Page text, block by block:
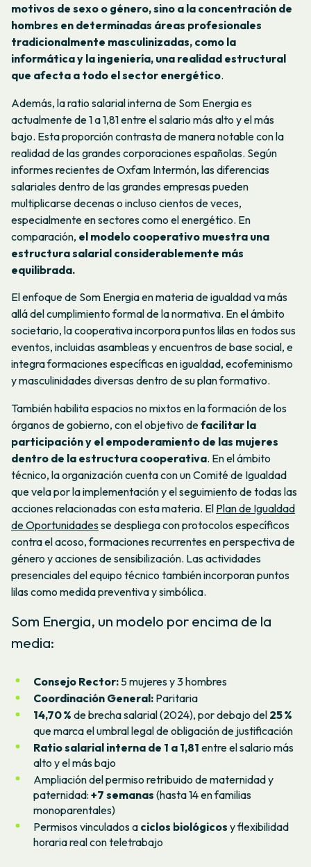
motivos de sexo o género, sino a la concentración de
hombres en determinadas áreas profesionales
tradicionalmente masculinizadas, como la
informática y la ingeniería, una realidad estructural
que afecta a todo el sector energético.
Además, la ratio salarial interna de Som Energia es
actualmente de 1 a 1,81 entre el salario más alto y el más
bajo. Esta proporción contrasta de manera notable con la
realidad de las grandes corporaciones españolas. Según
informes recientes de Oxfam Intermón, las diferencias
salariales dentro de las grandes empresas pueden
multiplicarse decenas o incluso cientos de veces,
especialmente en sectores como el energético. En
comparación, el modelo cooperativo muestra una
estructura salarial considerablemente más
equilibrada.
El enfoque de Som Energia en materia de igualdad va más
allá del cumplimiento formal de la normativa. En el ámbito
societario, la cooperativa incorpora puntos lilas en todos sus
eventos, incluidas asambleas y encuentros de base social, e
integra formaciones específicas en igualdad, ecofeminismo
y masculinidades diversas dentro de su plan formativo.
También habilita espacios no mixtos en la formación de los
órganos de gobierno, con el objetivo defacilitar la
participación y el empoderamiento de las mujeres
dentro de la estructura cooperativa. En el ámbito
técnico, la organización cuenta con un Comité de Igualdad
que vela por la implementación y el seguimiento de todas las
acciones relacionadas con esta materia. El Plan de Igualdad
de Oportunidadesse despliega con protocolos específicos
contra el acoso, formaciones recurrentes en perspectiva de
género y acciones de sensibilización. Las actividades
presenciales del equipo técnico también incorporan puntos
lilas como medida preventiva y simbólica.
Som Energia, un modelo por encima de la
media:
Consejo Rector: 5 mujeres y 3 hombres
Coordinación General: Paritaria
14,70 % de brecha salarial (2024), por debajo del 25 %
que marca el umbral legal de obligación de justificación
Ratio salarial interna de 1 a 1,81 entre el salario más
alto y el más bajo
Ampliación del permiso retribuido de maternidad y
paternidad: +7 semanas (hasta 14 en familias
monoparentales)
Permisos vinculados a ciclos biológicos y flexibilidad
horaria real con teletrabajo